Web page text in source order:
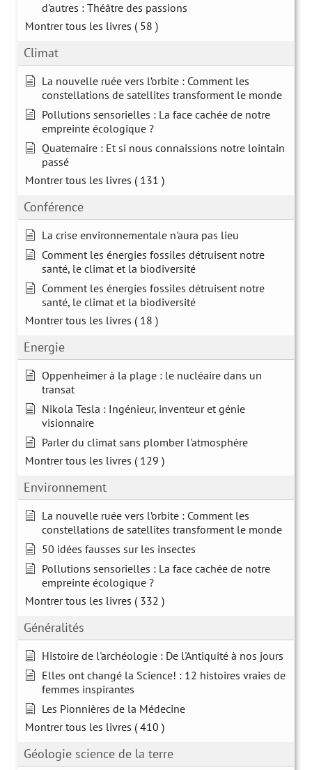
d'autres : Théâtre des passions
Montrer tous les livres ( 58 )
Climat
La nouvelle ruée vers l’orbite : Comment les
constellations de satellites transforment le monde
Pollutions sensorielles : La face cachée de notre
empreinte écologique ?
Quaternaire : Et si nous connaissions notre lointain
passé
Montrer tous les livres ( 131 )
Conférence
La crise environnementale n'aura pas lieu
Comment les énergies fossiles détruisent notre
santé, le climat et la biodiversité
Comment les énergies fossiles détruisent notre
santé, le climat et la biodiversité
Montrer tous les livres ( 18 )
Energie
Oppenheimer à la plage : le nucléaire dans un
transat
Nikola Tesla : Ingénieur, inventeur et génie
visionnaire
Parler du climat sans plomber l'atmosphère
Montrer tous les livres ( 129 )
Environnement
La nouvelle ruée vers l’orbite : Comment les
constellations de satellites transforment le monde
50 idées fausses sur les insectes
Pollutions sensorielles : La face cachée de notre
empreinte écologique ?
Montrer tous les livres ( 332 )
Généralités
Histoire de l'archéologie : De l'Antiquité à nos jours
Elles ont changé la Science! : 12 histoires vraies de
femmes inspirantes
Les Pionnières de la Médecine
Montrer tous les livres ( 410 )
Géologie science de la terre